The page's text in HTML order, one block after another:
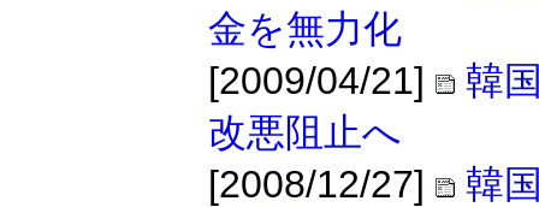
金を無力化
[2009/04/21]
韓
改悪阻止へ
[2008/12/27]
韓